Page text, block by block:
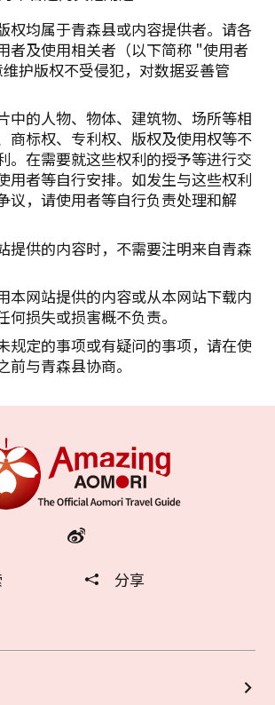
权均属于青森县或内容提供者。请各
者及使用相关者（以下简称 "使用者
护版权不受侵犯，对数据妥善管
中的人物、物体、建筑物、场所等相
商标权、专利权、版权及使用权等不
。在需要就这些权利的授予等进行交
用者等自行安排。如发生与这些权利
议，请使用者等自行负责处理和解
提供的内容时，不需要注明来自青森
本网站提供的内容或从本网站下载内
何损失或损害概不负责。
规定的事项或有疑问的事项，请在使
前与青森县协商。
分享